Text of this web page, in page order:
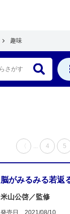
趣味
〈 ... 4 5
脳がみるみる若
米山公啓／監修
発売日
2021/08/10